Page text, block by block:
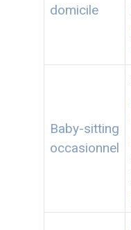
domicile
Baby-sitting
occasionnel